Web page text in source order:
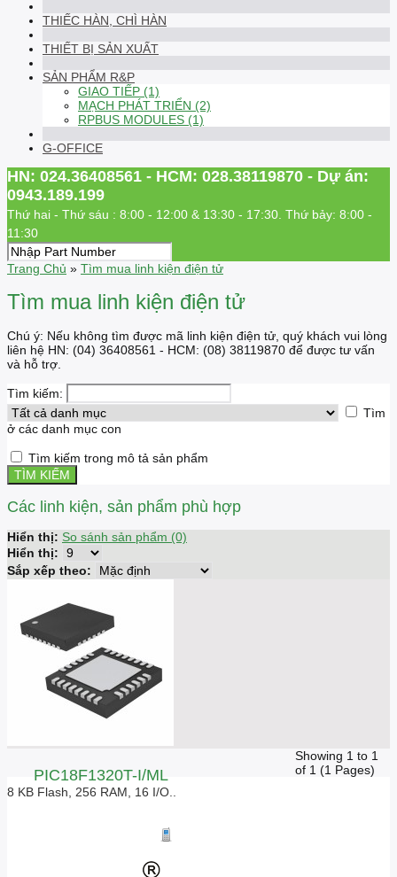
THIẾC HÀN, CHÌ HÀN
THIẾT BỊ SẢN XUẤT
SẢN PHẨM R&P
GIAO TIẾP (1)
MẠCH PHÁT TRIỂN (2)
RPBUS MODULES (1)
G-OFFICE
HN: 024.36408561 - HCM: 028.38119870 - Dự án:
0943.189.199
Thứ hai - Thứ sáu : 8:00 - 12:00 & 13:30 - 17:30. Thứ bảy: 8:00 -
11:30
Trang Chủ » Tìm mua linh kiện điện tử
Tìm mua linh kiện điện tử
Chú ý: Nếu không tìm được mã linh kiện điện tử, quý khách vui lòng
liên hệ HN: (04) 36408561 - HCM: (08) 38119870 để được tư vấn
và hỗ trợ.
Tìm kiếm:
Tìm
ở các danh mục con
Tìm kiếm trong mô tả sản phẩm
Các linh kiện, sản phẩm phù hợp
Hiển thị: So sánh sản phẩm (0)
Hiển thị:
Sắp xếp theo:
PIC18F1320T-I/ML
8 KB Flash, 256 RAM, 16 I/O..
Showing 1 to 1
of 1 (1 Pages)